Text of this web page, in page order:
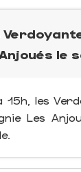
le
15h, les
Les